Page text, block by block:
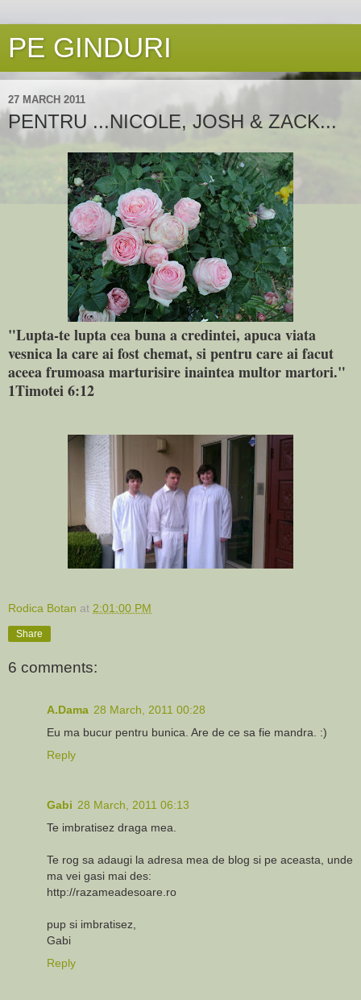
PE GINDURI
27 MARCH 2011
PENTRU ...NICOLE, JOSH & ZACK...
"Lupta-te lupta cea buna a credintei, apuca viata
vesnica la care ai fost chemat, si pentru care ai facut
aceea frumoasa marturisire inaintea multor martori."
1Timotei 6:12
Rodica Botan at 2:01:00 PM
Share
6 comments:
A.Dama 28 March, 2011 00:28
Eu ma bucur pentru bunica. Are de ce sa fie mandra. :)
Reply
Gabi 28 March, 2011 06:13
Te imbratisez draga mea.
Te rog sa adaugi la adresa mea de blog si pe aceasta, unde
ma vei gasi mai des:
http://razameadesoare.ro
pup si imbratisez,
Gabi
Reply